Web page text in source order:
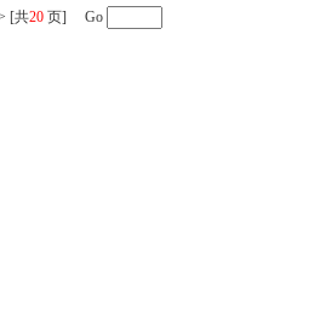
[共20 页] Go